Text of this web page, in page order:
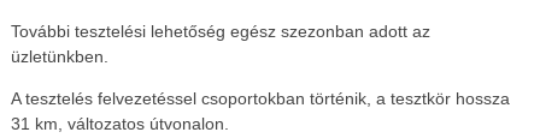
További tesztelési lehetőség egész szezonban adott az
üzletünkben.
A tesztelés felvezetéssel csoportokban történik, a tesztkör hossza
31 km, változatos útvonalon.